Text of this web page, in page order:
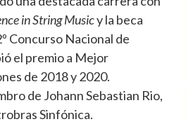
in String Musicy la beca
Concurso Nacional de
el premio a Mejor
de 2018 y 2020.
de Johann Sebastian Rio,
Sinfónica.